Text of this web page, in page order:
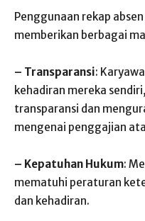
Penggunaan rekap
memberikan berbagai
– Transparansi:
kehadiran mereka
transparansi dan
mengenai penggajian
– Kepatuhan Hukum:
mematuhi peraturan
dan kehadiran.